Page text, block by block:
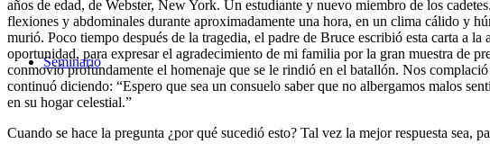
Seminario
años de edad, de Webster, New York. Un estudiante y nuevo miembro de los
flexiones y abdominales durante aproximadamente una hora, en un clima cálido y
murió. Poco tiempo después de la tragedia, el padre de Bruce escribió esta carta a
oportunidad, para expresar el agradecimiento de mi familia por la gran muestra de
conmovió profundamente el homenaje que se le rindió en el batallón. Nos
continuó diciendo: “Espero que sea un consuelo saber que no albergamos malos
en su hogar celestial.”
Cuando se hace la pregunta ¿por qué sucedió esto? Tal vez la mejor respuesta sea,